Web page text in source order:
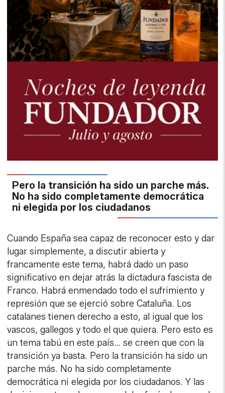
Pero la transición ha sido un parche más.
No ha sido completamente democrática
ni elegida por los ciudadanos
Cuando España sea capaz de reconocer esto y dar
lugar simplemente, a discutir abierta y
francamente este tema, habrá dado un paso
significativo en dejar atrás la dictadura fascista de
Franco. Habrá enmendado todo el sufrimiento y
represión que se ejerció sobre Cataluña. Los
catalanes tienen derecho a esto, al igual que los
vascos, gallegos y todo el que quiera. Pero esto es
un tema tabú en este país… se creen que con la
transición ya basta. Pero la transición ha sido un
parche más. No ha sido completamente
democrática ni elegida por los ciudadanos. Y las